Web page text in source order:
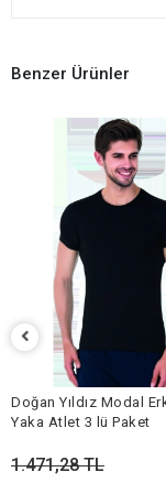
Benzer Ürünler
Doğan Yıldız Modal
Yaka Atlet 3 lü Paket
1.471,28 TL